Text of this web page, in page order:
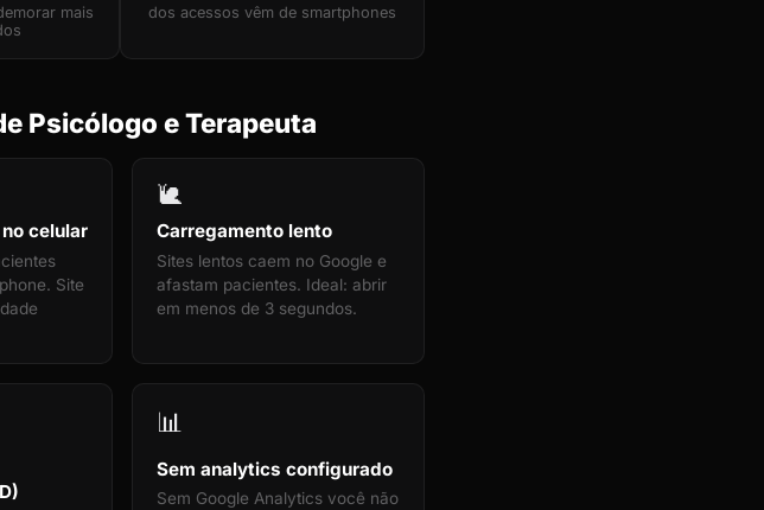
mais
dos acessos vêm de smartphones
Psicólogo e Terapeuta
celular
Site
🐌
Carregamento lento
Sites lentos caem no Google e
afastam pacientes. Ideal: abrir
em menos de 3 segundos.
📊
Sem analytics configurado
Sem Google Analytics você não